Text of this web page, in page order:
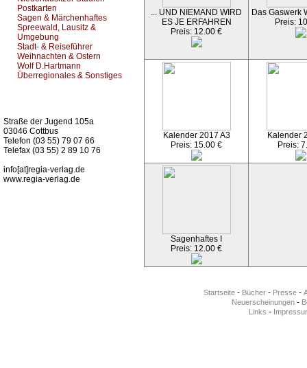
Postkarten
Sagen & Märchenhaftes
Spreewald, Lausitz &
Umgebung
Stadt- & Reiseführer
Weihnachten & Ostern
Wolf D.Hartmann
Überregionales & Sonstiges
Straße der Jugend 105a
03046 Cottbus
Telefon (03 55) 79 07 66
Telefax (03 55) 2 89 10 76
info[at]regia-verlag.de
www.regia-verlag.de
... UND NIEMAND WIRD
ES JE ERFAHREN
Preis: 12.00 €
Das Gaswerk
Preis:
Kalender 2017 A3
Preis: 15.00 €
Kalender
Preis:
Sagenhaftes I
Preis: 12.00 €
Startseite - Bücher - Presse -
Neuerscheinungen-
Links -